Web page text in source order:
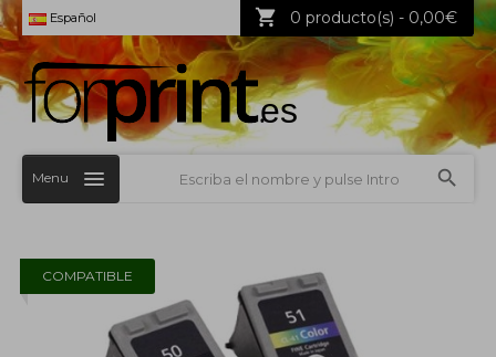
Español 0 producto(s) - 0,00€
Menu
COMPATIBLE